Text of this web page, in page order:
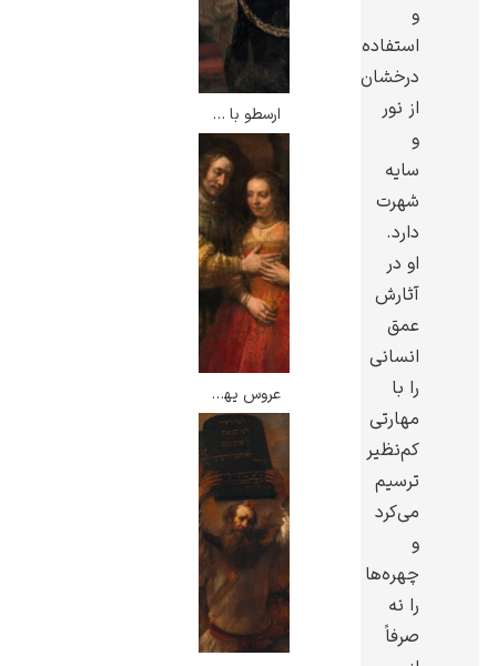
کامی پیسارو
و
استفاده
درخشان
از نور
و
سایه
شهرت
دارد.
او در
آثارش
عمق
انسانی
را با
مهارتی
کم‌نظیر
ترسیم
می‌کرد
و
چهره‌ها
را نه
صرفاً
ارسطو با مجسمه نیم تنه هومر – رامبرانت
عروس یهودی – رامبرانت